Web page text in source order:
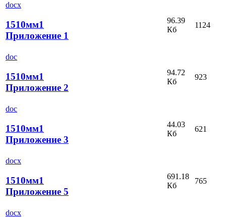
docx
1510мм1
Приложение 1
96.39
Кб
1124
doc
1510мм1
Приложение 2
94.72
Кб
923
doc
1510мм1
Приложение 3
44.03
Кб
621
docx
1510мм1
Приложение 5
691.18
Кб
765
docx